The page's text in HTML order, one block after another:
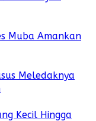
Muba Amankan
Meledaknya
Kecil Hingga